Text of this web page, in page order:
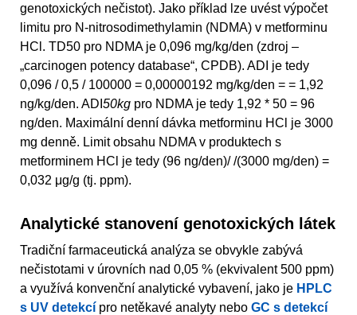
genotoxických nečistot). Jako příklad lze uvést výpočet
limitu pro N-nitrosodimethylamin (NDMA) v metforminu
HCl. TD50 pro NDMA je 0,096 mg/kg/den (zdroj –
„carcinogen potency database“, CPDB). ADI je tedy
0,096 / 0,5 / 100000 = 0,00000192 mg/kg/den = = 1,92
ng/kg/den. ADI 50kg pro NDMA je tedy 1,92 * 50 = 96
ng/den. Maximální denní dávka metforminu HCl je 3000
mg denně. Limit obsahu NDMA v produktech s
metforminem HCl je tedy (96 ng/den)/ /(3000 mg/den) =
0,032 μg/g (tj. ppm).
Analytické stanovení genotoxických látek
Tradiční farmaceutická analýza se obvykle zabývá
nečistotami v úrovních nad 0,05 % (ekvivalent 500 ppm)
a využívá konvenční analytické vybavení, jako je HPLC
s UV detekcí pro netěkavé analyty nebo GC s detekcí